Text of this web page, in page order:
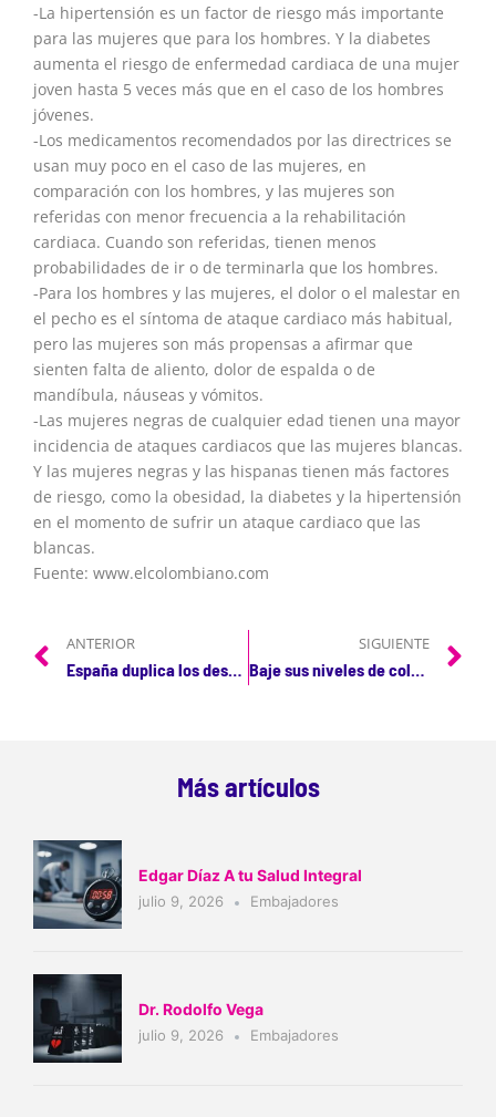
-La hipertensión es un factor de riesgo más importante
para las mujeres que para los hombres. Y la diabetes
aumenta el riesgo de enfermedad cardiaca de una mujer
joven hasta 5 veces más que en el caso de los hombres
jóvenes.
-Los medicamentos recomendados por las directrices se
usan muy poco en el caso de las mujeres, en
comparación con los hombres, y las mujeres son
referidas con menor frecuencia a la rehabilitación
cardiaca. Cuando son referidas, tienen menos
probabilidades de ir o de terminarla que los hombres.
-Para los hombres y las mujeres, el dolor o el malestar en
el pecho es el síntoma de ataque cardiaco más habitual,
pero las mujeres son más propensas a afirmar que
sienten falta de aliento, dolor de espalda o de
mandíbula, náuseas y vómitos.
-Las mujeres negras de cualquier edad tienen una mayor
incidencia de ataques cardiacos que las mujeres blancas.
Y las mujeres negras y las hispanas tienen más factores
de riesgo, como la obesidad, la diabetes y la hipertensión
en el momento de sufrir un ataque cardiaco que las
blancas.
Fuente: www.elcolombiano.com
ANTERIOR SIGUIENTE
Más artículos
Edgar Díaz A tu Salud Integral
julio 9, 2026 Embajadores
Dr. Rodolfo Vega
julio 9, 2026 Embajadores